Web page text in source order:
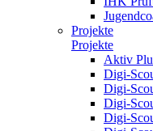
Projekte
Projekte
Aktiv
Digi-
Digi-
Digi-
Digi-